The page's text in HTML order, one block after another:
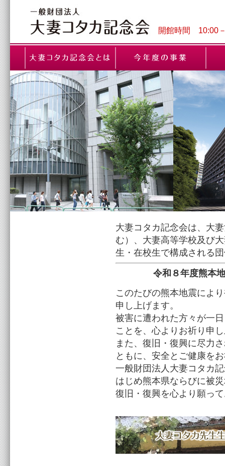
開館時間 10:00
大妻コタカ記念会は、大
む）、大妻高等学校及び
生・在校生で構成される
令和８年度熊本
このたびの熊本地震によ
申し上げます。
被害に遭われた方々が一
ことを、心よりお祈り申
また、復旧・復興に尽力
ともに、安全とご健康を
一般財団法人大妻コタカ
はじめ熊本県ならびに被
復旧・復興を心より願っ